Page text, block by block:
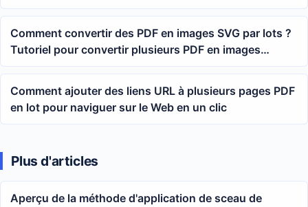
Word ?
Comment convertir des PDF en images SVG par lots ?
Tutoriel pour convertir plusieurs PDF en images
vectorielles en un clic
Comment ajouter des liens URL à plusieurs pages PDF
en lot pour naviguer sur le Web en un clic
Plus d'articles
Aperçu de la méthode d'application de sceau de